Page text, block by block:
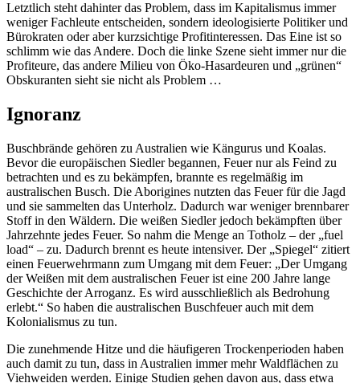
Letztlich steht dahinter das Problem, dass im Kapitalismus immer
weniger Fachleute entscheiden, sondern ideologisierte Politiker und
Bürokraten oder aber kurzsichtige Profitinteressen. Das Eine ist so
schlimm wie das Andere. Doch die linke Szene sieht immer nur die
Profiteure, das andere Milieu von Öko-Hasardeuren und „grünen“
Obskuranten sieht sie nicht als Problem …
Ignoranz
Buschbrände gehören zu Australien wie Kängurus und Koalas.
Bevor die europäischen Siedler begannen, Feuer nur als Feind zu
betrachten und es zu bekämpfen, brannte es regelmäßig im
australischen Busch. Die Aborigines nutzten das Feuer für die Jagd
und sie sammelten das Unterholz. Dadurch war weniger brennbarer
Stoff in den Wäldern. Die weißen Siedler jedoch bekämpften über
Jahrzehnte jedes Feuer. So nahm die Menge an Totholz – der „fuel
load“ – zu. Dadurch brennt es heute intensiver. Der „Spiegel“ zitiert
einen Feuerwehrmann zum Umgang mit dem Feuer: „Der Umgang
der Weißen mit dem australischen Feuer ist eine 200 Jahre lange
Geschichte der Arroganz. Es wird ausschließlich als Bedrohung
erlebt.“ So haben die australischen Buschfeuer auch mit dem
Kolonialismus zu tun.
Die zunehmende Hitze und die häufigeren Trockenperioden haben
auch damit zu tun, dass in Australien immer mehr Waldflächen zu
Viehweiden werden. Einige Studien gehen davon aus, dass etwa